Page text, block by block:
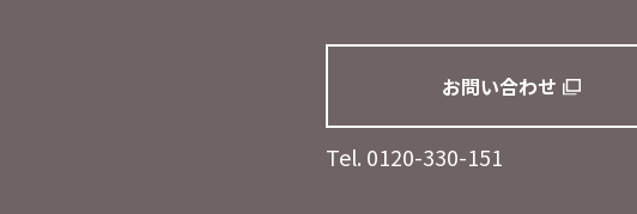
お問い合わせ
Tel. 0120-330-151